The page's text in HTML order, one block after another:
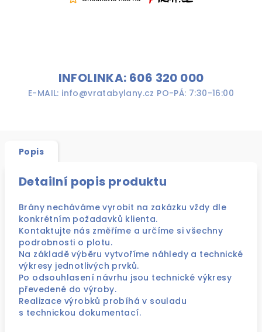
INFOLINKA: 606 320 000
E-MAIL: info@vratabylany.cz PO-PÁ: 7:30-16:00
Popis
Detailní popis produktu
Brány necháváme vyrobit na zakázku vždy dle
konkrétním požadavků klienta.
Kontaktujte nás změříme a určíme si všechny
podrobnosti o plotu.
Na základě výběru vytvoříme náhledy a technické
výkresy jednotlivých prvků.
Po odsouhlasení návrhu jsou technické výkresy
převedené do výroby.
Realizace výrobků probíhá v souladu
s technickou dokumentací.